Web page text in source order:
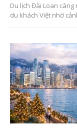
Du lịch Đài Loan
du khách Việt nhờ